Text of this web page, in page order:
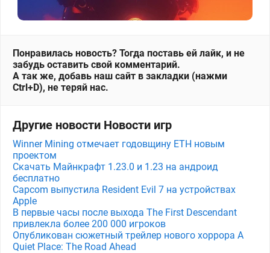
Понравилась новость? Тогда поставь ей лайк, и не
забудь оставить свой комментарий.
А так же, добавь наш сайт в закладки (нажми
Ctrl+D), не теряй нас.
Другие новости Новости игр
Winner Mining отмечает годовщину ETH новым
проектом
Скачать Майнкрафт 1.23.0 и 1.23 на андроид
бесплатно
Capcom выпустила Resident Evil 7 на устройствах
Apple
В первые часы после выхода The First Descendant
привлекла более 200 000 игроков
Опубликован сюжетный трейлер нового хоррора A
Quiet Place: The Road Ahead